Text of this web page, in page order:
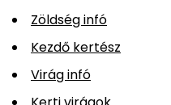
Zöldség infó
Kezdő kertész
Virág infó